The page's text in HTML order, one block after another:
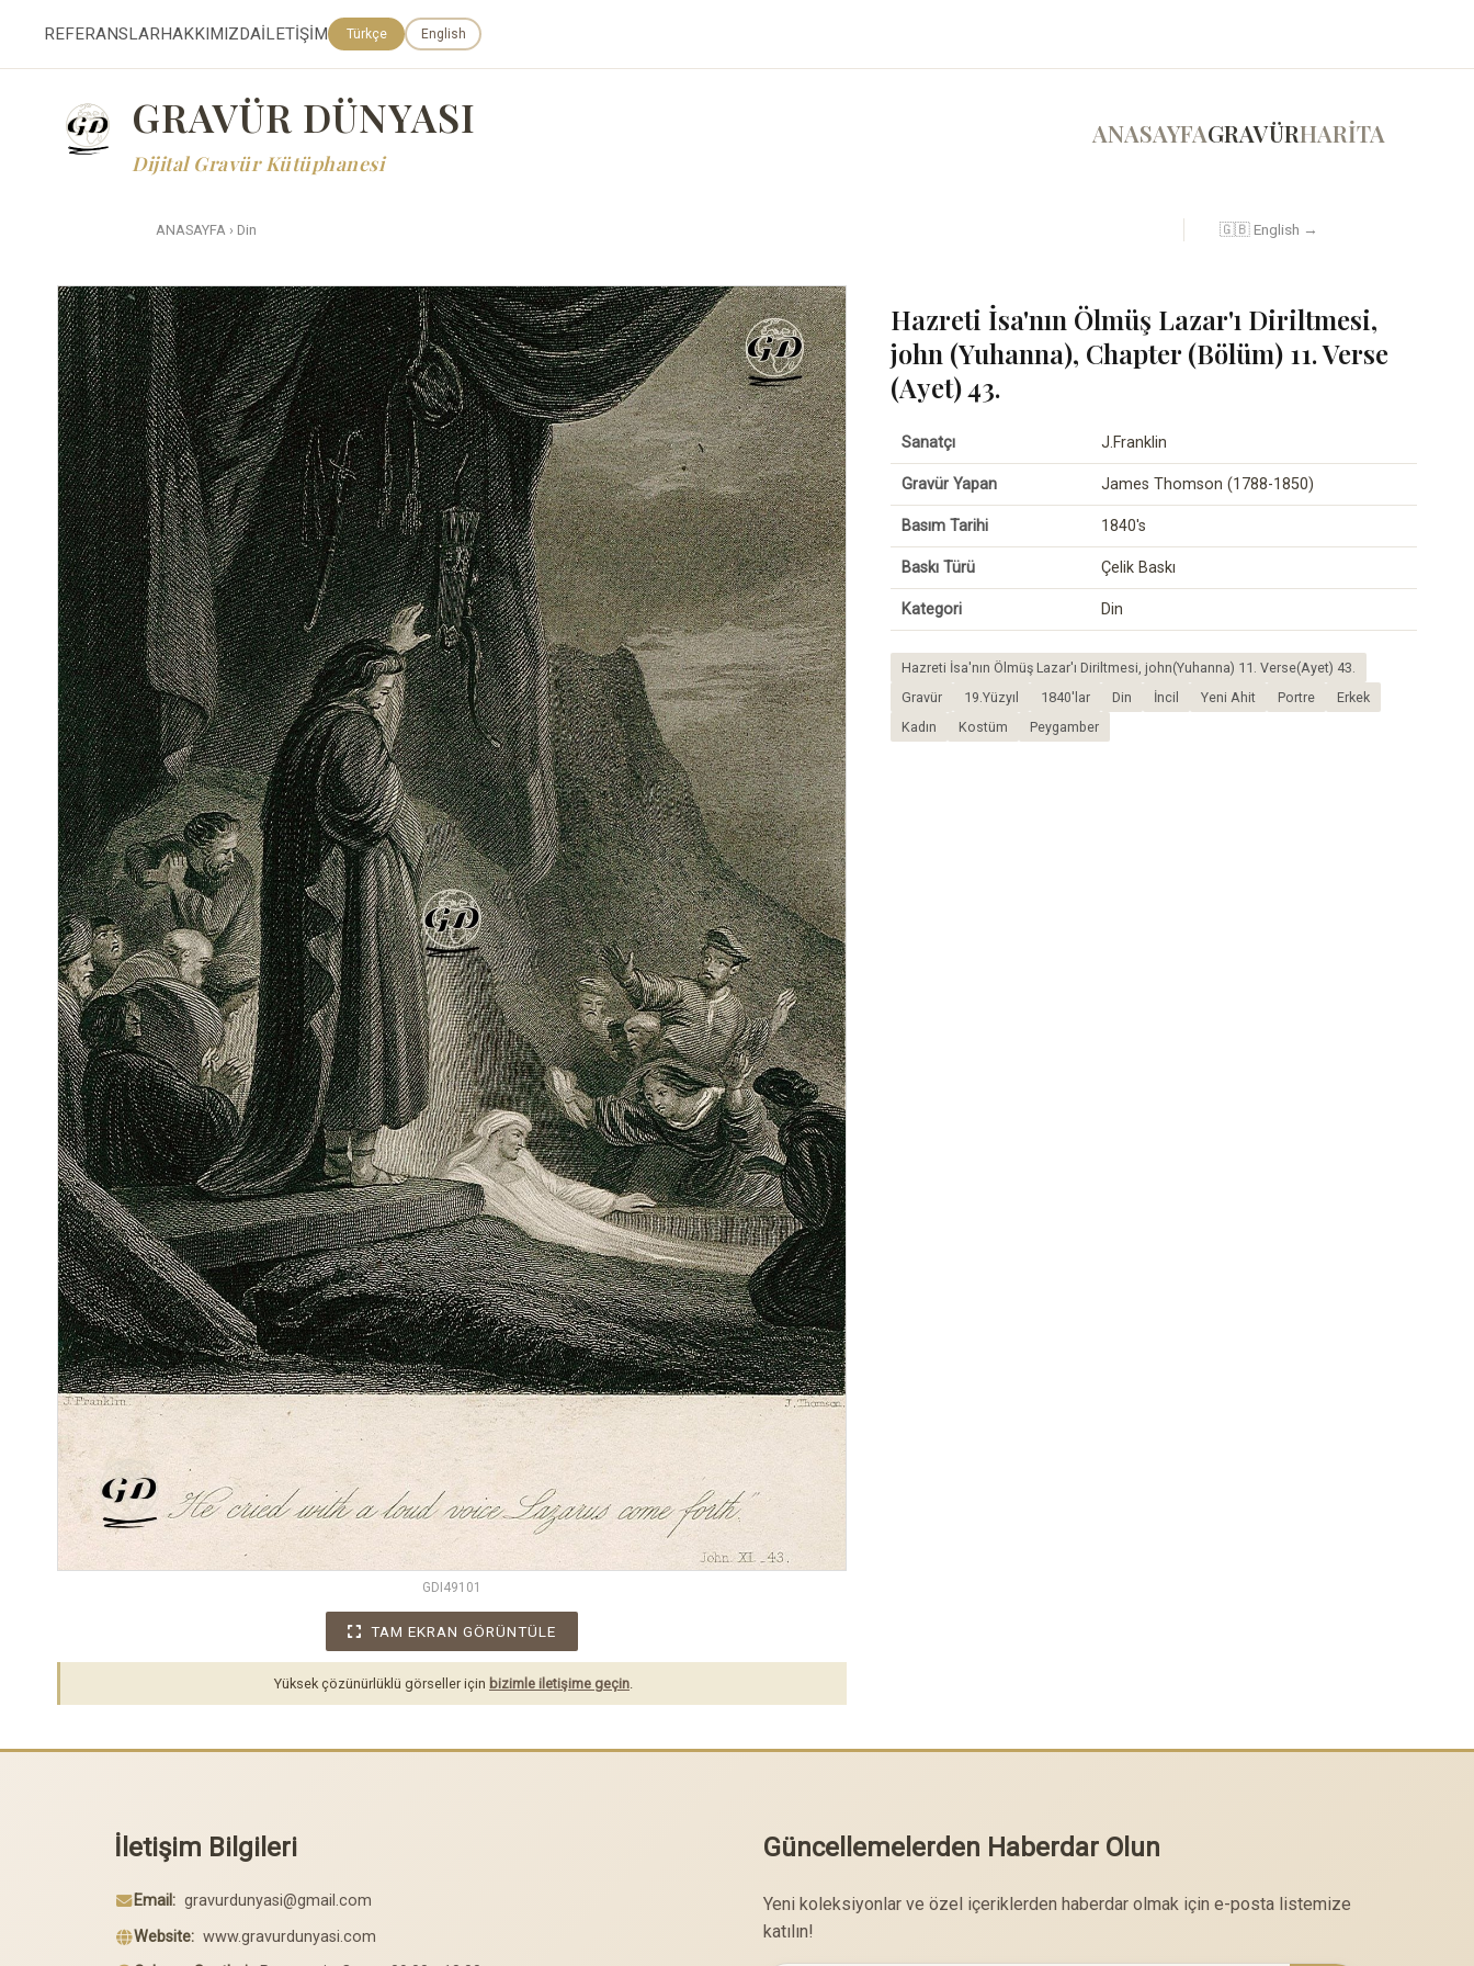
REFERANSLARHAKKIMIZDAİLETİŞİM Türkçe English
GRAVÜR DÜNYASI
Dijital Gravür Kütüphanesi
ANASAYFAGRAVÜRHARİTA
ANASAYFA › Din 🇬🇧 English →
GDI49101
TAM EKRAN GÖRÜNTÜLE
Yüksek çözünürlüklü görseller için bizimle iletişime geçin.
Hazreti İsa'nın Ölmüş Lazar'ı Diriltmesi,
john (Yuhanna), Chapter (Bölüm) 11. Verse
(Ayet) 43.
Sanatçı J.Franklin
Gravür Yapan James Thomson (1788-1850)
Basım Tarihi 1840's
Baskı Türü Çelik Baskı
Kategori Din
Hazreti İsa'nın Ölmüş Lazar'ı Diriltmesi, john(Yuhanna) 11. Verse(Ayet) 43.
Gravür
19.Yüzyıl 1840'lar Din İncil Yeni Ahit Portre
Erkek
Kadın
Kostüm Peygamber
İletişim Bilgileri
Email: gravurdunyasi@gmail.com
Website: www.gravurdunyasi.com
Güncellemelerden Haberdar Olun
Yeni koleksiyonlar ve özel içeriklerden haberdar olmak için e-posta listemize
katılın!